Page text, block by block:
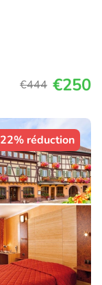
€444 €250
22% réduction